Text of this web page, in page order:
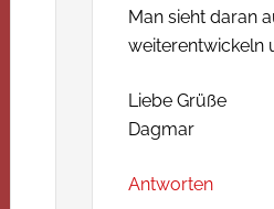
Man sieht daran
weiterentwickeln
Liebe Grüße
Dagmar
Antworten